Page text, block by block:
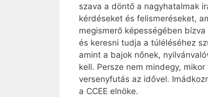
szava a döntő a nagyhatalmak
kérdéseket és felismeréseket,
megismerő képességében
és keresni tudja a túléléséhez
amint a bajok nőnek,
kell. Persze nem mindegy,
versenyfutás az idővel.
a CCEE elnöke.